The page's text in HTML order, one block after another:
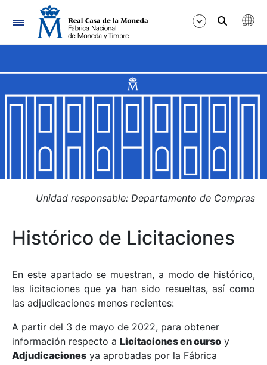
Navegación
Mostrar/Ocultar
Mostrar/Ocultar
Mostrar/Ocultar
Mostrar/Ocultar
Mostrar/Ocultar
Mostrar/Ocultar
Unidad responsable: Departamento de Compras
Histórico de Licitaciones
En este apartado se muestran, a modo de histórico,
las licitaciones que ya han sido resueltas, así como
las adjudicaciones menos recientes:
A partir del 3 de mayo de 2022, para obtener
información respecto a Licitaciones en curso y
Adjudicaciones ya aprobadas por la Fábrica